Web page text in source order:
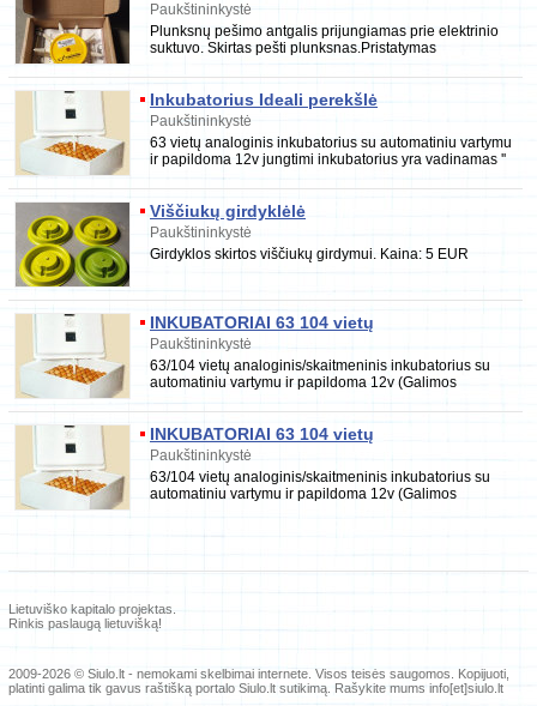
Paukštininkystė
Plunksnų pešimo antgalis prijungiamas prie elektrinio
suktuvo. Skirtas pešti plunksnas.Pristatymas
nemokamas visoje Lietuvoje
Inkubatorius Ideali perekšlė
Paukštininkystė
63 vietų analoginis inkubatorius su automatiniu vartymu
ir papildoma 12v jungtimi inkubatorius yra vadinamas ''
Viščiukų girdyklėlė
Paukštininkystė
Girdyklos skirtos viščiukų girdymui. Kaina: 5 EUR
INKUBATORIAI 63 104 vietų
Paukštininkystė
63/104 vietų analoginis/skaitmeninis inkubatorius su
automatiniu vartymu ir papildoma 12v (Galimos
komplektacijos ir be 12v) jungtimi inkubatorius
INKUBATORIAI 63 104 vietų
Paukštininkystė
63/104 vietų analoginis/skaitmeninis inkubatorius su
automatiniu vartymu ir papildoma 12v (Galimos
Lietuviško kapitalo projektas.
Rinkis paslaugą lietuvišką!
2009-2026 © Siulo.lt - nemokami skelbimai internete. Visos teisės saugomos. Kopijuoti,
platinti galima tik gavus raštišką portalo Siulo.lt sutikimą. Rašykite mums info[et]siulo.lt